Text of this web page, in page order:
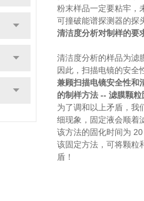
粉末样品一定要粘牢，
可撞破能谱探测器的探
清洁度分析对制样的要
清洁度分析的样品为滤
因此，扫描电镜的安全
兼顾扫描电镜安全性和
的制样方法 -- 滤膜颗粒
为了调和以上矛盾，
细现象，固定液会顺着
该方法的固化时间为
该固定方法，可将颗粒
盾！